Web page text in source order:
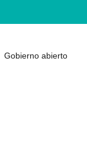
Gobierno abierto